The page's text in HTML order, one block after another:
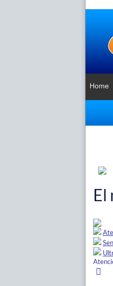
Home